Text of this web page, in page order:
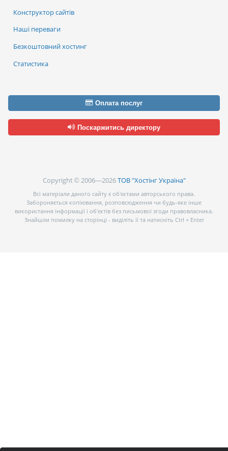
Конструктор сайтів
Наші переваги
Безкоштовний хостинг
Статистика
Оплата послуг
Поскаржитись директору
Copyright © 2006—2026ТОВ "Хостінг Україна"
Всі матеріали даного сайту є об’єктами авторського права.
Забороняється копіювання, розповсюдження чи будь-яке інше
використання інформації і об’єктів без письмової згоди правовласника.
Знайшли помилку на сторінці - виділіть її та натисніть Ctrl + Enter